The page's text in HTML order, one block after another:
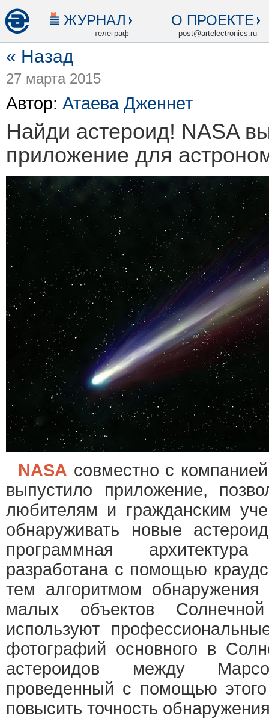
ЖУРНАЛ
телеграф
О ПРОЕКТЕ
post@artelectronics.ru
« Назад
27 марта 2015
Автор: Атаева Дженнет
Найди астероид! NASA
приложение для
NASA совместно с
выпустило приложение,
любителям и гражданским
обнаруживать новые
программная
разработана с помощью
тем алгоритмом обнаружения
малых объектов
используют
фотографий основного в
астероидов между
проведенный с помощью
повысить точность